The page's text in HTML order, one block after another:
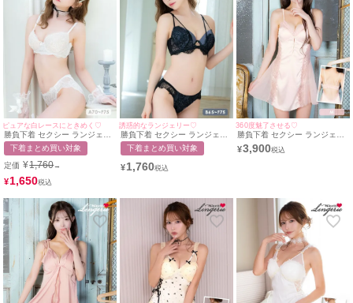
ピュアな白レースにときめく♡
勝負下着 セクシー ランジェリ
ー ヌーディー ノスタルジック
刺繍 レース ブラック 白 脇高
ブラジャー ショーツ 下着 2点
セット
下着まとめ買い対象
定価 ¥1,760→
¥1,650
誘惑的なランジェリー♡
勝負下着 セクシー ランジェリ
ー アイラッシュレース カット
アウト 脇高 ワイヤー ブルー
ト
下着まとめ買い対象
¥1,760
360度魅了させる♡
勝負下着 セクシー ランジェリ
ー サイドシアーレース バック
シャン サテン ベビードール
¥3,900